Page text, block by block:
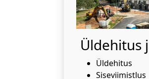
Üldehitus
Üldehitus
Siseviimistlus